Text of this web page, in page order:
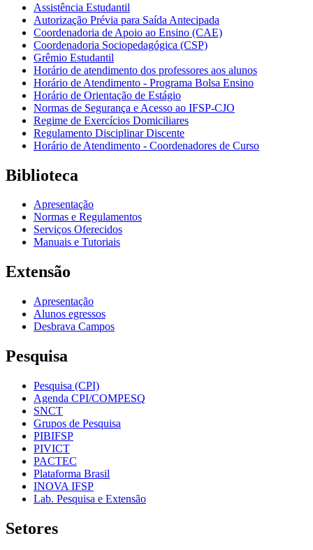
Assistência Estudantil
Autorização Prévia para Saída Antecipada
Coordenadoria de Apoio ao Ensino (CAE)
Coordenadoria Sociopedagógica (CSP)
Grêmio Estudantil
Horário de atendimento dos professores aos alunos
Horário de Atendimento - Programa Bolsa Ensino
Horário de Orientação de Estágio
Normas de Segurança e Acesso ao IFSP-CJO
Regime de Exercícios Domiciliares
Regulamento Disciplinar Discente
Horário de Atendimento - Coordenadores de Curso
Biblioteca
Apresentação
Normas e Regulamentos
Serviços Oferecidos
Manuais e Tutoriais
Extensão
Apresentação
Alunos egressos
Desbrava Campos
Pesquisa
Pesquisa (CPI)
Agenda CPI/COMPESQ
SNCT
Grupos de Pesquisa
PIBIFSP
PIVICT
PACTEC
Plataforma Brasil
INOVA IFSP
Lab. Pesquisa e Extensão
Setores